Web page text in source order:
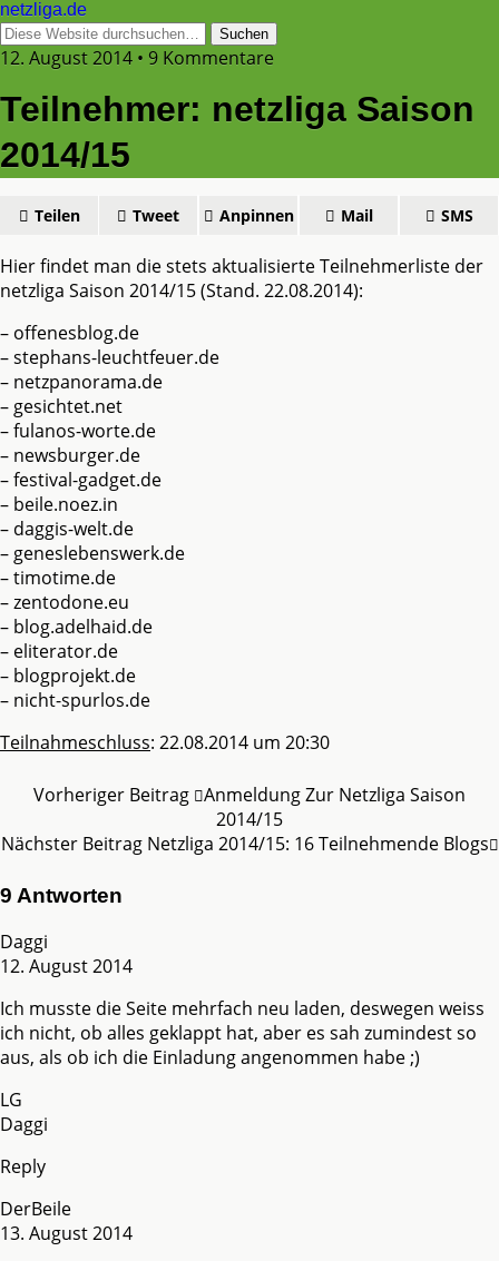
netzliga.de
12. August 2014 • 9 Kommentare
Teilnehmer: netzliga Saison
2014/15
Teilen Tweet Anpinnen Mail SMS
Hier findet man die stets aktualisierte Teilnehmerliste der
netzliga Saison 2014/15 (Stand. 22.08.2014):
– offenesblog.de
– stephans-leuchtfeuer.de
– netzpanorama.de
– gesichtet.net
– fulanos-worte.de
– newsburger.de
– festival-gadget.de
– beile.noez.in
– daggis-welt.de
– geneslebenswerk.de
– timotime.de
– zentodone.eu
– blog.adelhaid.de
– eliterator.de
– blogprojekt.de
– nicht-spurlos.de
Teilnahmeschluss: 22.08.2014 um 20:30
Vorheriger Beitrag Anmeldung Zur Netzliga Saison
2014/15
Nächster Beitrag Netzliga 2014/15: 16 Teilnehmende Blogs
9 Antworten
Daggi
12. August 2014
Ich musste die Seite mehrfach neu laden, deswegen weiss
ich nicht, ob alles geklappt hat, aber es sah zumindest so
aus, als ob ich die Einladung angenommen habe ;)
LG
Daggi
Reply
DerBeile
13. August 2014